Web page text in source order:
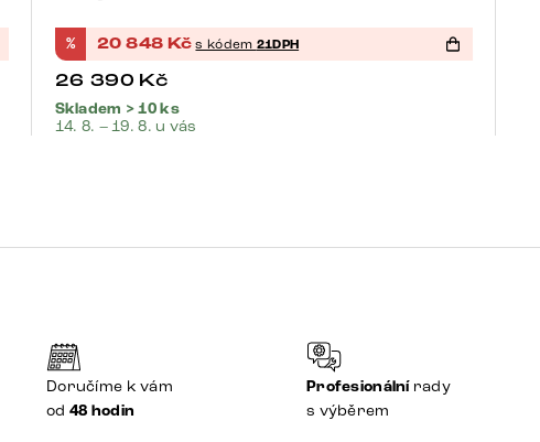
% 20 848 Kč s kódem 21DPH
26 390 Kč
Skladem > 10 ks
14. 8. – 19. 8. u vás
Doručíme k vám
od 48 hodin
Profesionálnírady
s výběrem